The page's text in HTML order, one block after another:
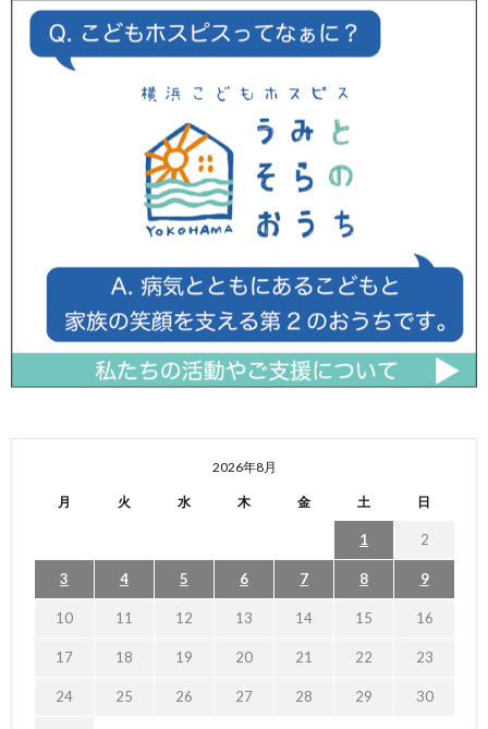
2026年8月
月 火 水 木 金 土 日
1 2
3 4 5 6 7 8 9
10 11 12 13 14 15 16
17 18 19 20 21 22 23
24 25 26 27 28 29 30